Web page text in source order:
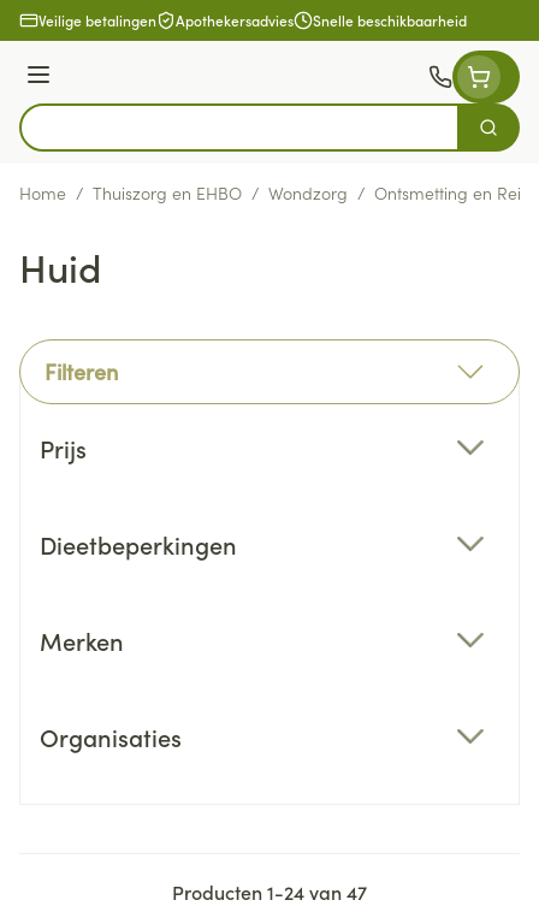
Ga naar de inhoud
Veilige betalingen Apothekersadvies Snelle beschikbaarheid
Menu
Product, merk, categorie...
Zoek
Home / Thuiszorg en EHBO / Wondzorg / Ontsmetting en
Huid
Filteren
Prijs
Dieetbeperkingen
Merken
Organisaties
Producten1-24van47